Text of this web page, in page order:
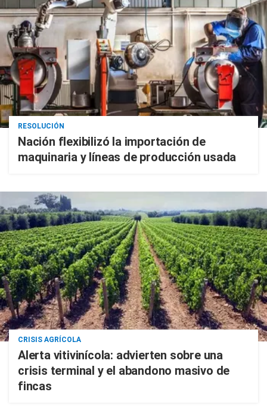
RESOLUCIÓN
Nación flexibilizó la importación de
maquinaria y líneas de producción usada
CRISIS AGRÍCOLA
Alerta vitivinícola: advierten sobre una
crisis terminal y el abandono masivo de
fincas